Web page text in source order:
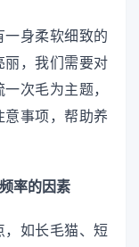
身柔软细致的
丽，我们需要对
次毛为主题，
事项，帮助养
率的因素
，如长毛猫、短